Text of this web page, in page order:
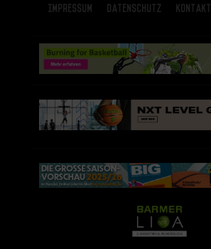
Impressum Datenschutz Kontakt